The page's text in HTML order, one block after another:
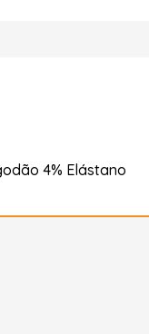
4% Elástano